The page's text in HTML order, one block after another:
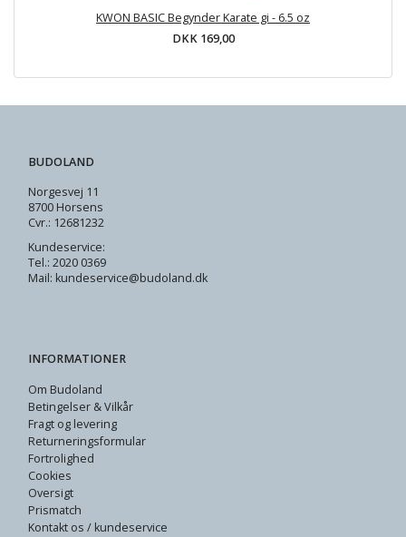
KWON BASIC Begynder Karate gi - 6.5 oz
DKK 169,00
BUDOLAND
Norgesvej 11
8700 Horsens
Cvr.: 12681232
Kundeservice:
Tel.: 2020 0369
Mail: kundeservice@budoland.dk
INFORMATIONER
Om Budoland
Betingelser & Vilkår
Fragt og levering
Returneringsformular
Fortrolighed
Cookies
Oversigt
Prismatch
Kontakt os / kundeservice